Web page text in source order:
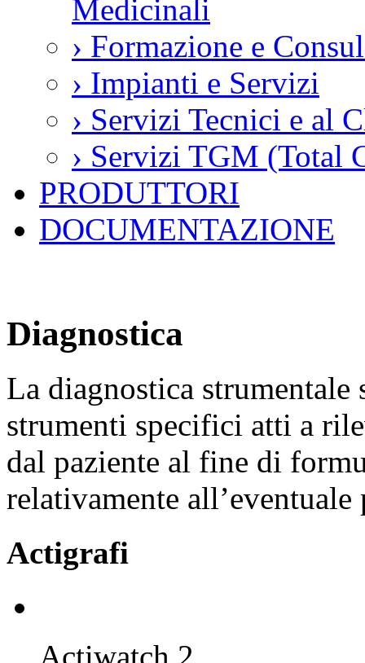
Medicinali
› Formazione e
› Impianti e Servizi
› Servizi Tecnici e al
› Servizi TGM (Total
PRODUTTORI
DOCUMENTAZIONE
Diagnostica
La diagnostica
strumenti specifici atti a
dal paziente al fine di
relativamente
Actigrafi
Actiwatch 2